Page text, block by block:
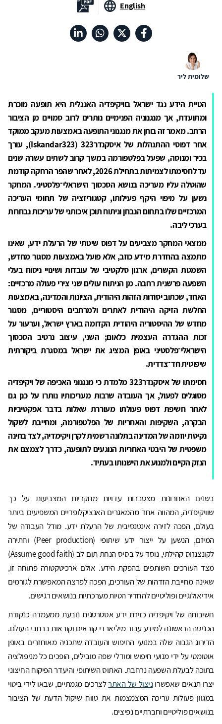
English
שלומית ליר
הטיית הידע נגד ישראל בוויקיפדיה האנגלית היא תופעה מוכרת
ומתועדת, אך מנגנוניה הפנימיים נותרים לרוב סמויים מן הציבור
הרחב. מאמר זה בוחן את מנגנוני התופעה באמצעות מעקב ממוקד
אחר דפוסי ההתנהלות של איסקנדר323 (
Iskandar323), עורך
בכיר ומנוסה, שפעל בפלטפורמה במשך קרוב לשתים עשרה שנים
עד לחסימתו לצמיתות בתחילת 2026, לאחר שהפר הרחקה קודמת
שהוטלה עליו מעריכה בנושא הסכסוך הישראלי־פלסטיני. המחקר
נשען על מיפוי היקף פעילותו, קטגוריזציה של תחומי העריכה
המרכזיים שלו בתחום הנבחן וניתוח תוכן איכותני של עריכות נבחרות
בערכי ליבה.
ממצאי המחקר מצביעים על דפוס שיטתי של הרעלת ידע, שאינו
מתמצה בהחדרת מידע כוזב, אלא פועל באמצעות מסגור מחדש,
השמטת הקשרים, ארגון סלקטיבי של עובדות ושינויי ניסוח בעלי
השפעה פרשנית רחבה. מן הניתוח עולים שני צירי פעולה מרכזיים:
האחד, שכתוב יסודות הזהות היהודית, הציונות והמדינה, באמצעות
החלשת הזיקה היהודית לאתרים ולמרחבים היסטוריים, מסגור
מחדש של ההיסטוריה היהודית הקדומה בארץ ישראל, וערעור על
זכות ההגדרה העצמית כלאום; השני, עיצוב נרטיב הסכסוך
הישראלי־פלסטיני באופן המציג את ישראל במסגרת ביקורתית
שיפוטית חד־צדדית.
חסימתו של איסקנדר323 מלמדת כי מנגנוני האכיפה של ויקיפדיה
מסוגלים לפעול, אך העובדה שרבות מעריכותיו נותרו על כנן גם
לאחר חשיפת דפוס פעולתו מעוררת שאלות בדבר אפקטיביות
הבקרה, השקיפות והאחריות של הפלטפורמה, ומחייבת לשקול
נקיטת יוזמה של המדינה בתלונה רשמית לקרן ויקימדיה, לצד בחינה
משפטית של היבטי האחריות הנוגעים לתופעה, כדרך לצמצם את
הנזק הקיים ולמנוע את הישנותו בעתיד.
בשנים האחרונות מצטברות עדויות מחקריות המצביעות על כך
שוויקיפדיה, המהווה אחד מהמאגרים האנציקלופדיים המשפיעים ביותר
בעולם, הפכה לזירה אינטנסיבית של הרעלת ידע. מודל העבודה של
המיזם, הנשען על ייצור ידע שיתופי (Peer production) וחתירה
לקונצנזוס קהילתי, נוסד על בסיס הנחת תום לב (Assume good faith)
מצד העורכים השותפים בהפקת הידע. אולם ארכיטקטורה פתוחה זו,
שאינה מחייבת הזדהות של העורכים, הפכה לפרצה המאפשרת לגורמים
אידיאולוגיים ופוליטיים להחדיר הטיות מערכתיות בנושאים רגישים.
חשיבותה של ויקיפדיה כזירת ידע אסטרטגית נובעת ממעמדה כנקודת
הכניסה הראשונה למידע עבור מיליארדי קוראים וקוראות ברחבי העולם.
הדירוג הגבוה שלה במנועי החיפוש והעובדה שתכניה מאוחזרים באופן
אוטומטי על ידי מנועי חיפוש ומודלי שפה מובילים, הופכים כל מניפולציה
בתוכה לבעלת השפעה נרחבת. האתוס השיתופי והיעדר הפיקוח החיצוני
יצרו תנאים שאפשרו ניצול של האתרלצרכים מגמתיים, שבאו לידי ביטוי
במגוון פעולות עריכה המצמצמות את טווח שיקול הדעת של הציבור
בנושאים פוליטיים וחברתיים נפיצים.